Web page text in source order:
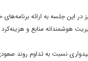
این جلسه به ارائه
هوشمندانه منابع و
امیدواری نسبت به تداوم